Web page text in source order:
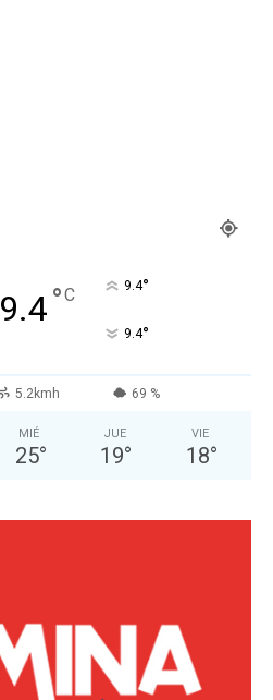
9.4°C 9.4°
9.4°
5.2kmh 69 %
MIÉ
25°
JUE
19°
VIE
18°